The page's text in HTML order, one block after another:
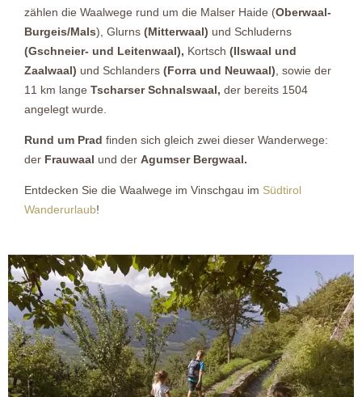
zählen die Waalwege rund um die Malser Haide (Oberwaal-
Burgeis/Mals), Glurns (Mitterwaal) und Schluderns
(Gschneier- und Leitenwaal), Kortsch (Ilswaal und
Zaalwaal) und Schlanders (Forra und Neuwaal) , sowie der
11 km lange Tscharser Schnalswaal, der bereits 1504
angelegt wurde.
Rund um Prad finden sich gleich zwei dieser Wanderwege:
der Frauwaal und der Agumser Bergwaal.
Entdecken Sie die Waalwege im Vinschgau im Südtirol
Wanderurlaub!